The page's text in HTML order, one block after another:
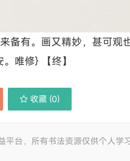
来备有。画又精妙，甚可
唯修} 【终】
收藏 (0)
平台，所有书法资源仅供个人